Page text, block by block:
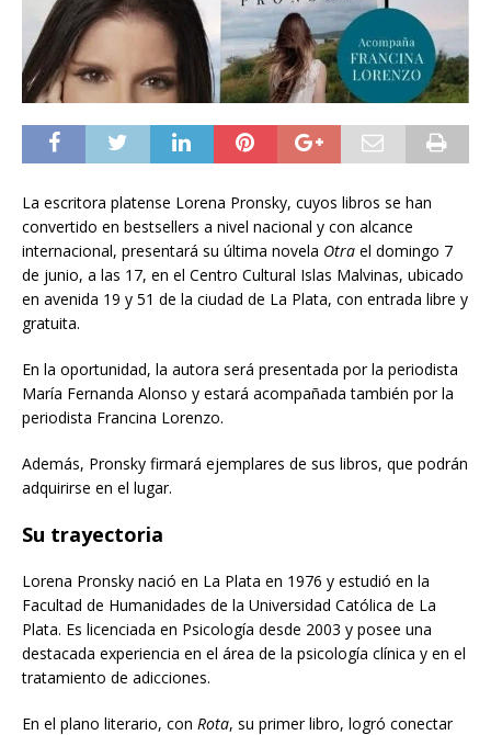
La escritora platense Lorena Pronsky, cuyos libros se han
convertido en bestsellers a nivel nacional y con alcance
internacional, presentará su última novela Otra el domingo 7
de junio, a las 17, en el Centro Cultural Islas Malvinas, ubicado
en avenida 19 y 51 de la ciudad de La Plata, con entrada libre y
gratuita.
En la oportunidad, la autora será presentada por la periodista
María Fernanda Alonso y estará acompañada también por la
periodista Francina Lorenzo.
Además, Pronsky firmará ejemplares de sus libros, que podrán
adquirirse en el lugar.
Su trayectoria
Lorena Pronsky nació en La Plata en 1976 y estudió en la
Facultad de Humanidades de la Universidad Católica de La
Plata. Es licenciada en Psicología desde 2003 y posee una
destacada experiencia en el área de la psicología clínica y en el
tratamiento de adicciones.
En el plano literario, con Rota, su primer libro, logró conectar